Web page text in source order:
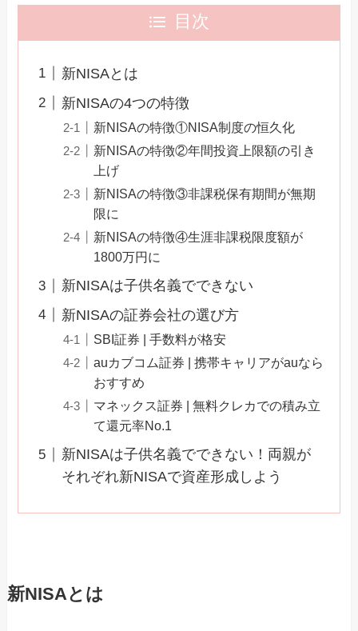
目次
新NISAとは
新NISAの4つの特徴
新NISAの特徴①NISA制度の恒久化
新NISAの特徴②年間投資上限額の引き
上げ
新NISAの特徴③非課税保有期間が無期
限に
新NISAの特徴④生涯非課税限度額が
1800万円に
新NISAは子供名義でできない
新NISAの証券会社の選び方
SBI証券 | 手数料が格安
auカブコム証券 | 携帯キャリアがauなら
おすすめ
マネックス証券 | 無料クレカでの積み立
て還元率No.1
新NISAは子供名義でできない！両親が
それぞれ新NISAで資産形成しよう
新NISAとは